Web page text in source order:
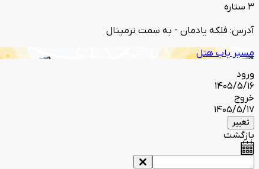
3 ستاره
آدرس: فلکه یادمان - به سمت ترمینال
مسیر یاب هتل
ورود
1405/5/16
خروج
1405/5/17
تغییر
بازگشت